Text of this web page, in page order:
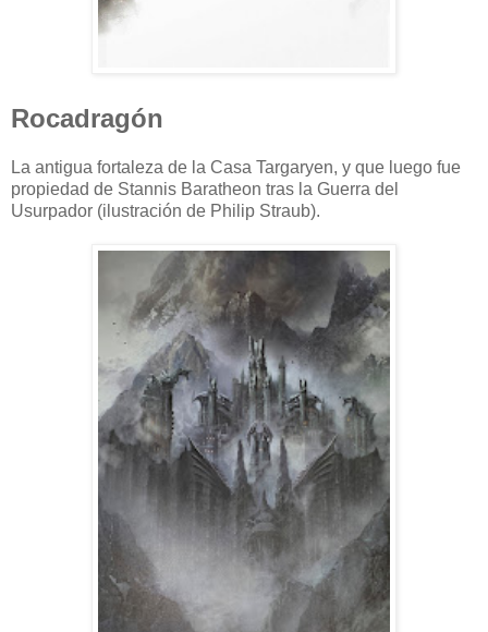
Rocadragón
La antigua fortaleza de la Casa Targaryen, y que luego fue
propiedad de Stannis Baratheon tras la Guerra del
Usurpador (ilustración de Philip Straub).